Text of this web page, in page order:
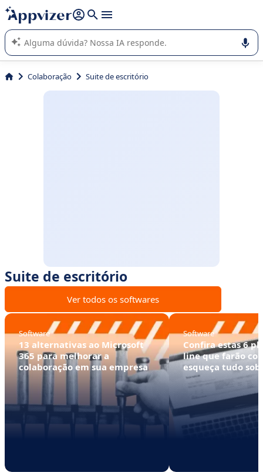
de nossa IA (várias linhas com
A IA do Appvizer o orienta no uso ou na seleção de software
SaaS para sua empresa.
Colaboração Suite de escritório
Suite de escritório
Ver todos os softwares
Software
13 alternativas ao Microsoft
365 para melhorar a
colaboração em sua empresa
Software
Confira estas 6
line que farão
esqueça tudo